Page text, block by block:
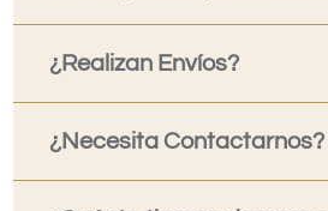
¿Realizan Envíos?
¿Necesita Contactarnos?